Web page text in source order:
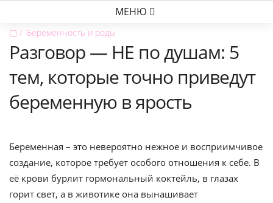
МЕНЮ
▢ Беременность и роды
Разговор — НЕ по душам: 5
тем, которые точно приведут
беременную в ярость
Беременная – это невероятно нежное и восприимчивое
создание, которое требует особого отношения к себе. В
её крови бурлит гормональный коктейль, в глазах
горит свет, а в животике она вынашивает